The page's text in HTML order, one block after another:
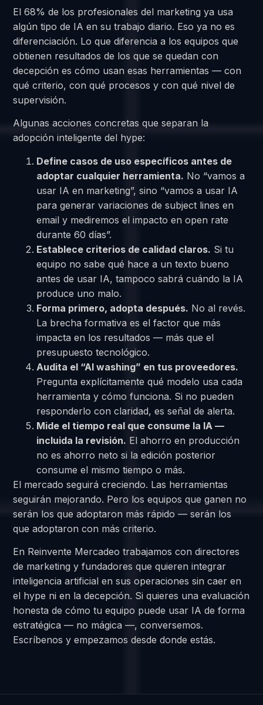
El 68% de los profesionales del marketing ya usa
algún tipo de IA en su trabajo diario. Eso ya no es
diferenciación. Lo que diferencia a los equipos que
obtienen resultados de los que se quedan con
decepción es cómo usan esas herramientas — con
qué criterio, con qué procesos y con qué nivel de
supervisión.
Algunas acciones concretas que separan la
adopción inteligente del hype:
Define casos de uso específicos antes de
adoptar cualquier herramienta. No “vamos a
usar IA en marketing”, sino “vamos a usar IA
para generar variaciones de subject lines en
email y mediremos el impacto en open rate
durante 60 días”.
Establece criterios de calidad claros. Si tu
equipo no sabe qué hace a un texto bueno
antes de usar IA, tampoco sabrá cuándo la IA
produce uno malo.
Forma primero, adopta después. No al revés.
La brecha formativa es el factor que más
impacta en los resultados — más que el
presupuesto tecnológico.
Audita el “AI washing” en tus proveedores.
Pregunta explícitamente qué modelo usa cada
herramienta y cómo funciona. Si no pueden
responderlo con claridad, es señal de alerta.
Mide el tiempo real que consume la IA —
incluida la revisión. El ahorro en producción
no es ahorro neto si la edición posterior
consume el mismo tiempo o más.
El mercado seguirá creciendo. Las herramientas
seguirán mejorando. Pero los equipos que ganen no
serán los que adoptaron más rápido — serán los
que adoptaron con más criterio.
En Reinvente Mercadeo trabajamos con directores
de marketing y fundadores que quieren integrar
inteligencia artificial en sus operaciones sin caer en
el hype ni en la decepción. Si quieres una evaluación
honesta de cómo tu equipo puede usar IA de forma
estratégica — no mágica —, conversemos.
Escríbenos y empezamos desde donde estás.